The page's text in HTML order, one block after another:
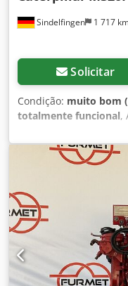
equipamento?
para todos os
Sindelfingen 1 717
Solicitar
Condição: muito bom
totalmente funcional,
Lâmina de
para martelo, garra e
Lubrificação central *
10.00-20 * Engate
escavação * Peso: 19,5